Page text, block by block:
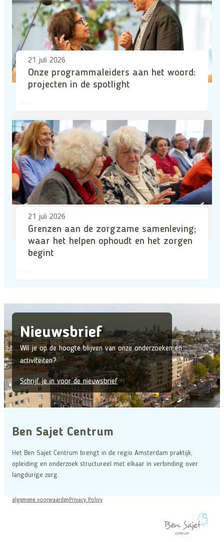
21 juli 2026
Onze programmaleiders aan het woord:
projecten in de spotlight
21 juli 2026
Grenzen aan de zorgzame samenleving;
waar het helpen ophoudt en het zorgen
begint
Nieuwsbrief
Wil je op de hoogte blijven van onze onderzoeken en
activiteiten?
Schrijf je in voor de nieuwsbrief
Ben Sajet Centrum
Het Ben Sajet Centrum brengt in de regio Amsterdam praktijk,
opleiding en onderzoek structureel met elkaar in verbinding over
langdurige zorg.
algemene voorwaardenPrivacy Policy